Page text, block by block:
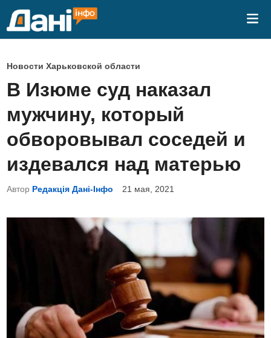
О
п
у
б
л
и
к
о
а
Новости Харьковской области
В Изюме суд наказал
мужчину, который
обворовывал соседей и
издевался над матерью
Автор Редакція Дані-Інфо 21 мая, 2021